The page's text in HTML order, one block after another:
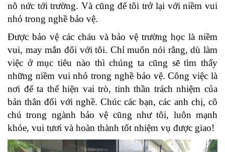
nô nức tới trường. Và cũng để tôi trở lại với niềm vui
nhỏ trong nghề bảo vệ.
Được bảo vệ các cháu và bảo vệ trường học là niềm
vui, may mắn đối với tôi. Chỉ muốn nói rằng, dù làm
việc ở mục tiêu nào thì chúng ta cũng sẽ tìm thấy
những niềm vui nhỏ trong nghề bảo vệ. Công việc là
nơi để ta thể hiện vai trò, tinh thần trách nhiệm của
bản thân đối với nghề. Chúc các bạn, các anh chị, cô
chú trong ngành bảo vệ cũng như tôi, luôn mạnh
khỏe, vui tươi và hoàn thành tốt nhiệm vụ được giao!